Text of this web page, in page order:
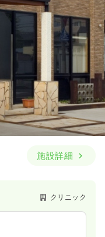
施設詳細
クリニック